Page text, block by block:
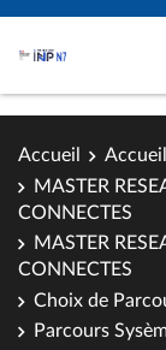
Accueil Accueil
MASTER
CONNECTES
MASTER
CONNECTES
Choix de
Parcours